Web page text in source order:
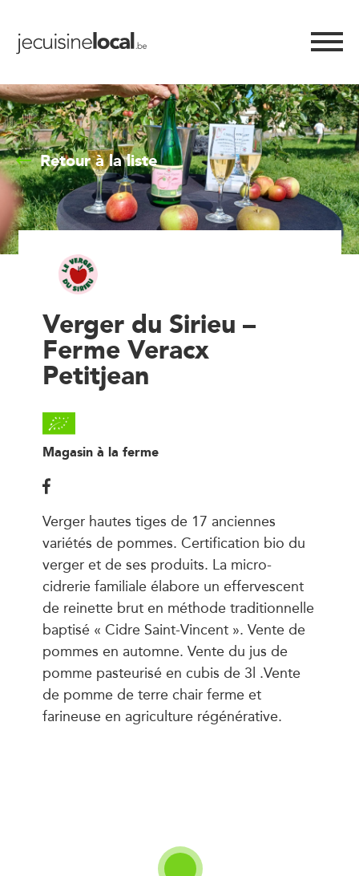
Retour à la liste
Verger du Sirieu –
Ferme Veracx
Petitjean
Magasin à la ferme
Verger hautes tiges de 17 anciennes
variétés de pommes. Certification bio du
verger et de ses produits. La micro-
cidrerie familiale élabore un effervescent
de reinette brut en méthode traditionnelle
baptisé « Cidre Saint-Vincent ». Vente de
pommes en automne. Vente du jus de
pomme pasteurisé en cubis de 3l .Vente
de pomme de terre chair ferme et
farineuse en agriculture régénérative.